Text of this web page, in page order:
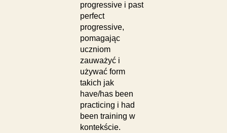
progressive i past
perfect
progressive,
pomagając
uczniom
zauważyć i
używać form
takich jak
have/has been
practicing i had
been training w
kontekście.